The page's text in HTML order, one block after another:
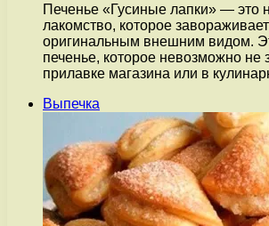
Печенье «Гусиные лапки» — это
лакомство, которое
оригинальным внешним видом.
печенье, которое невозможно не
прилавке магазина или в
Выпечка